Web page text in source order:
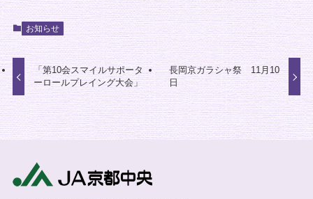
お知らせ
「第10会スマイルサポータ
ーロールプレイング大会」
長岡京ガラシャ祭 11月10
日